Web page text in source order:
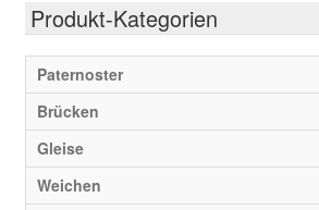
Produkt-Kategorien
Paternoster
Brücken
Gleise
Weichen